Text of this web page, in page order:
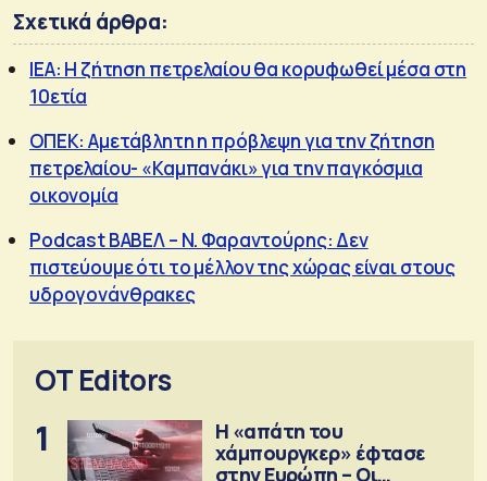
Σχετικά άρθρα:
IEA: Η ζήτηση πετρελαίου θα κορυφωθεί μέσα στη
10ετία
ΟΠΕΚ: Αμετάβλητη η πρόβλεψη για την ζήτηση
πετρελαίου- «Καμπανάκι» για την παγκόσμια
οικονομία
Podcast ΒΑΒΕΛ – Ν. Φαραντούρης: Δεν
πιστεύουμε ότι το μέλλον της χώρας είναι στους
υδρογονάνθρακες
OT Editors
1
Η «απάτη του
χάμπουργκερ» έφτασε
στην Ευρώπη – Οι